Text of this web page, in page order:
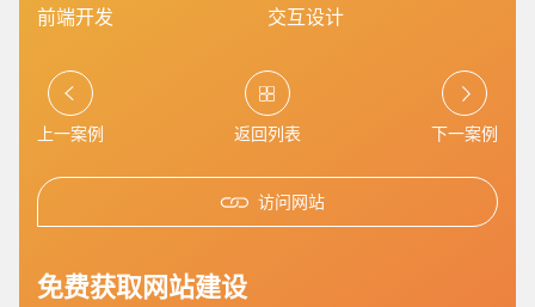
前端开发
交互设计
上一案例 返回列表 下一案例
访问网站
免费获取网站建设
1万-3万